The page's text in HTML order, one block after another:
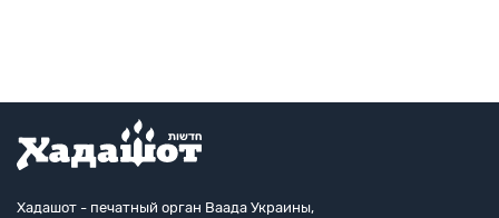
Хадашот - печатный орган Ваада Украины,